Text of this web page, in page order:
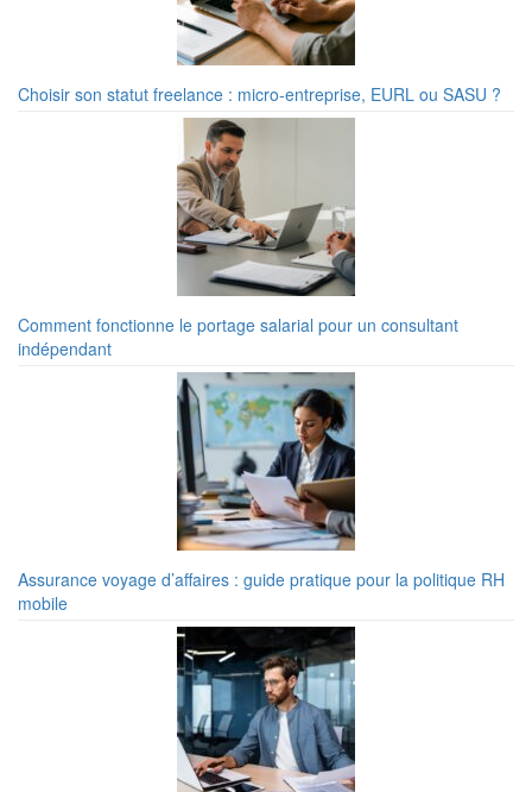
Choisir son statut freelance : micro-entreprise, EURL ou SASU ?
Comment fonctionne le portage salarial pour un consultant
indépendant
Assurance voyage d’affaires : guide pratique pour la politique RH
mobile